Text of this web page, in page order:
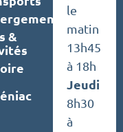
&
le
matin
13h45
à 18h
Jeudi
8h30
à